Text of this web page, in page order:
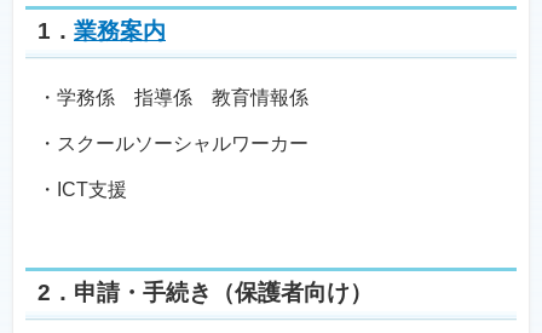
1． 業務案内
・学務係 指導係 教育情報係
・スクールソーシャルワーカー
・ICT支援
2．申請・手続き（保護者向け）